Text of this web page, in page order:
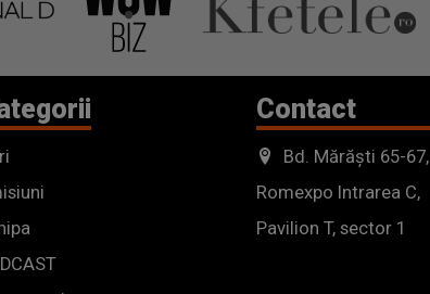
Contact
Bd. Mărăști 65-67,
Romexpo Intrarea C,
Pavilion T, sector 1